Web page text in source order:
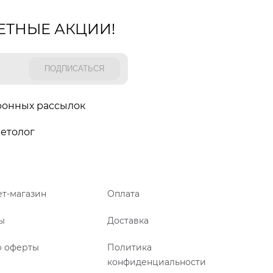
АКЦИИ!
рассылок
магазин Оплата
Доставка
оферты
Политика
конфиденциальности